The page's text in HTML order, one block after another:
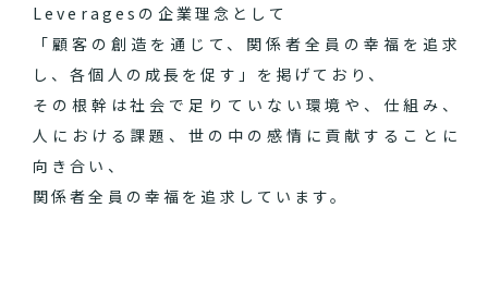
Leveragesの企業理念として
「顧客の創造を通じて、関係者全員の幸福を追求
し、各個人の成長を促す」を掲げており、
その根幹は社会で足りていない環境や、仕組み、
人における課題、世の中の感情に貢献することに
向き合い、
関係者全員の幸福を追求しています。